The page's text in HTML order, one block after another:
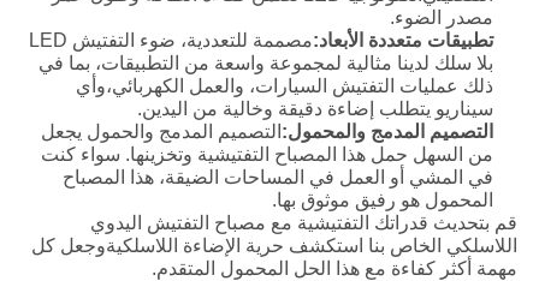
مصدر الضوء.
تطبيقات متعددة الأبعاد:
مصممة للتعددية، ضوء التفتيش LED
بلا سلك لدينا مثالية لمجموعة واسعة من التطبيقات، بما في
ذلك عمليات التفتيش السيارات، والعمل الكهربائي،وأي
سيناريو يتطلب إضاءة دقيقة وخالية من اليدين.
التصميم المدمج والمحمول: التصميم المدمج والحمول يجعل
من السهل حمل هذا المصباح التفتيشية وتخزينها. سواء كنت
في المشي أو العمل في المساحات الضيقة، هذا المصباح
المحمول هو رفيق موثوق بها.
قم بتحديث قدراتك التفتيشية مع مصباح التفتيش اليدوي
اللاسلكي الخاص بنا استكشف حرية الإضاءة اللاسلكيةوجعل كل
مهمة أكثر كفاءة مع هذا الحل المحمول المتقدم.